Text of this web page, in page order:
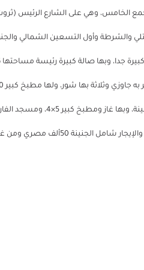
الخامس، وهي على الشارع الرئيس
وأول التسعين الشمالي
مدخلان، أحدهما الرئيس
45ألف، ومثله تأمين، ومدة العقد عامين